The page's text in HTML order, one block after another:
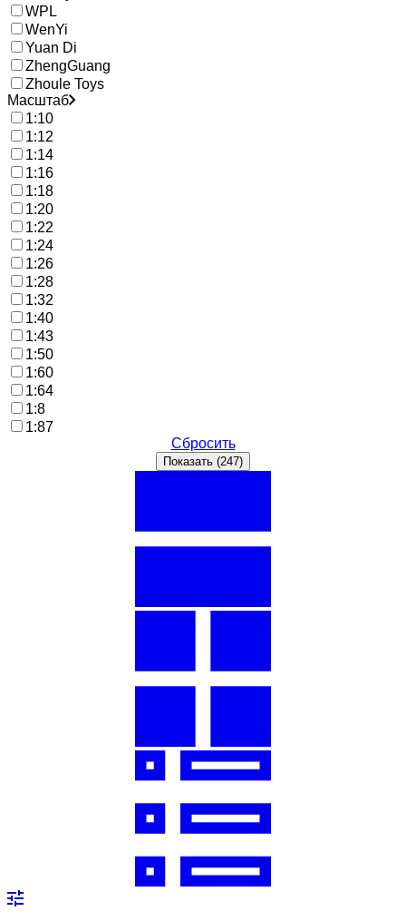
WPL
WenYi
Yuan Di
ZhengGuang
Zhoule Toys
Масштаб
1:10
1:12
1:14
1:16
1:18
1:20
1:22
1:24
1:26
1:28
1:32
1:40
1:43
1:50
1:60
1:64
1:8
1:87
Сбросить
Показать (247)